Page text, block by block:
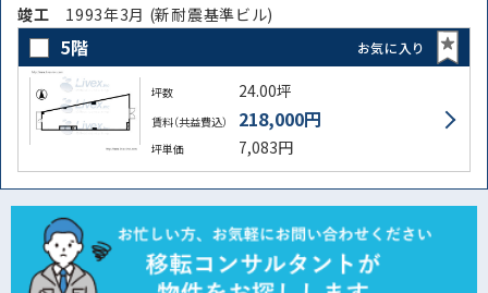
竣⼯ 1993年3月 (新耐震基準ビル)
5階 お気に入り
坪数 24.00坪
賃料（共益費込） 218,000円
坪単価 7,083円